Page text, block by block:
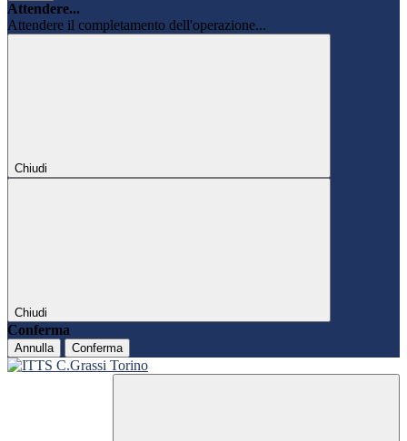
Attendere...
Attendere il completamento dell'operazione...
Chiudi
Chiudi
Conferma
Annulla Conferma